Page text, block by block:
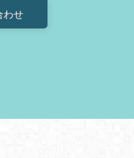
わせ